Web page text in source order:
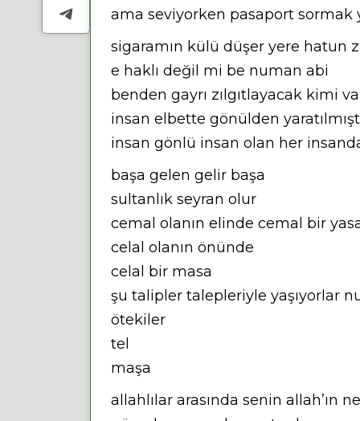
ama seviyorken pasaport sormak
sigaramın külü düşer yere hatun
e haklı değil mi be numan abi
benden gayrı zılgıtlayacak kimi
insan elbette gönülden
insan gönlü insan olan her
başa gelen gelir başa
sultanlık seyran olur
cemal olanın elinde cemal bir
celal olanın önünde
celal bir masa
şu talipler talepleriyle yaşıyorlar
ötekiler
tel
maşa
allahlılar arasında senin allah’ın